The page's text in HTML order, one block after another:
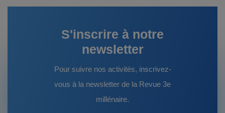
S'inscrire à notre
newsletter
Pour suivre nos activités, inscrivez-
vous à la newsletter de la Revue 3e
millénaire.